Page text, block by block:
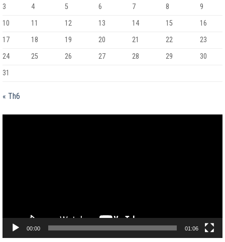
3
4 5 6 7 8
9
10
11 12 13 14 15
16
17
18 19 20 21 22
23
24
25 26 27 28 29
30
31
« Th6
00:00 01:06